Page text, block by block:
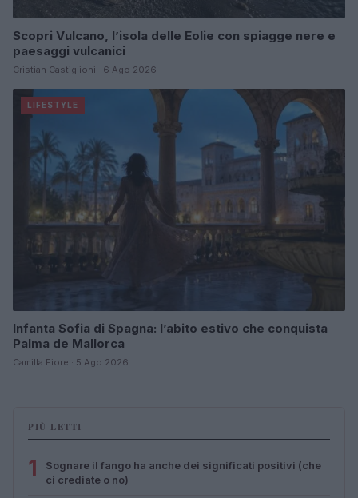
Scopri Vulcano, l’isola delle Eolie con spiagge nere e
paesaggi vulcanici
Cristian Castiglioni · 6 Ago 2026
LIFESTYLE
Infanta Sofia di Spagna: l’abito estivo che conquista
Palma de Mallorca
Camilla Fiore · 5 Ago 2026
PIÙ LETTI
1
Sognare il fango ha anche dei significati positivi (che
ci crediate o no)